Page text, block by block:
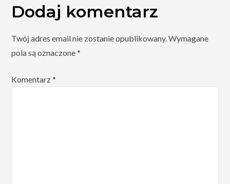
Dodaj komentarz
Twój adres email nie zostanie opublikowany. Wymagane
pola są oznaczone*
Komentarz*